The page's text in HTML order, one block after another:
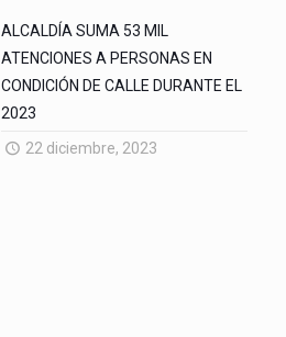
ALCALDÍA SUMA 53 MIL
ATENCIONES A PERSONAS EN
CONDICIÓN DE CALLE DURANTE EL
2023
22 diciembre, 2023